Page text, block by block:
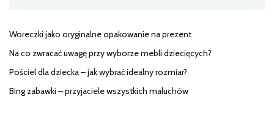
Woreczki jako oryginalne opakowanie na prezent
Na co zwracać uwagę przy wyborze mebli dziecięcych?
Pościel dla dziecka – jak wybrać idealny rozmiar?
Bing zabawki – przyjaciele wszystkich maluchów